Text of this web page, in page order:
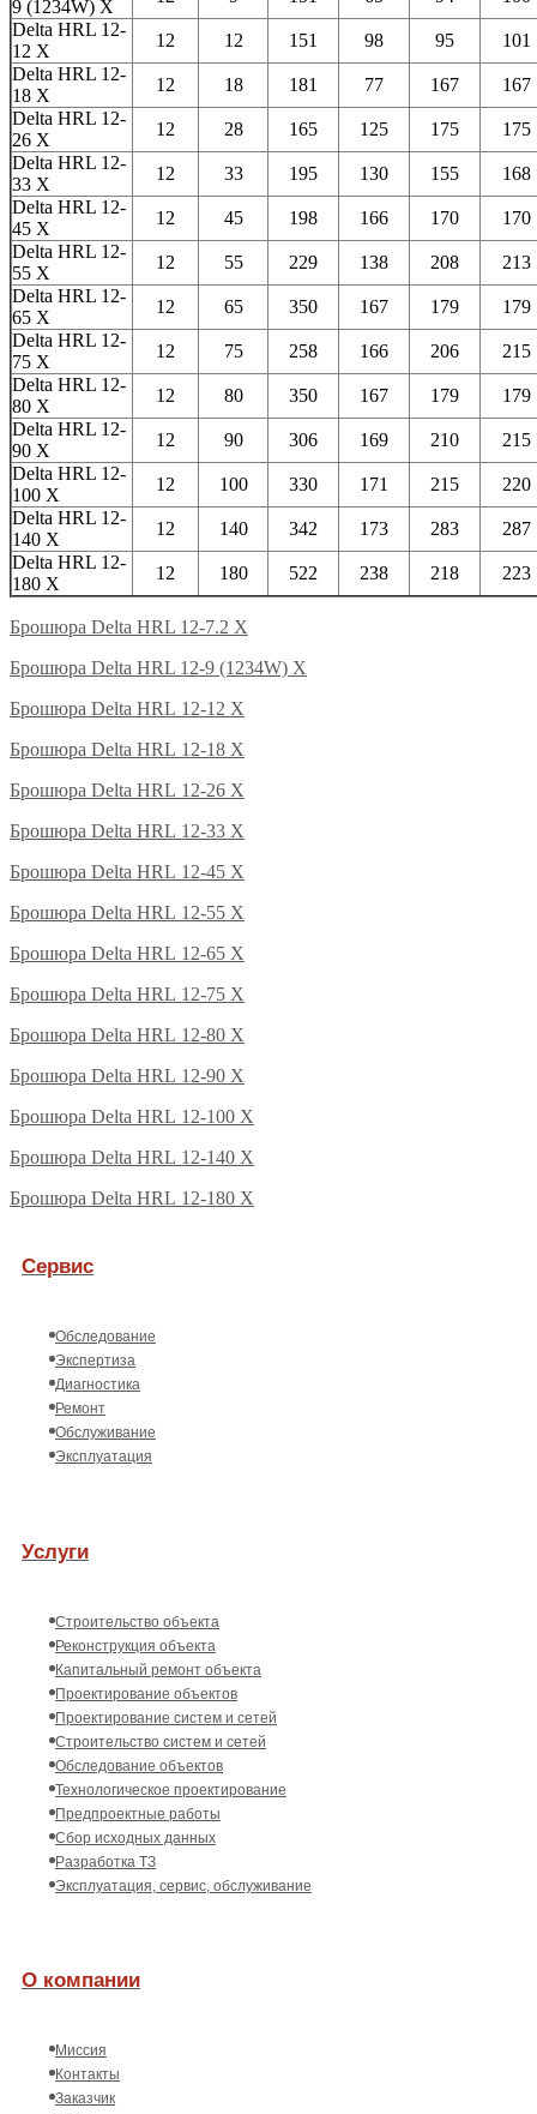
9 (1234W) X
Delta HRL 12-
12 X
12 12 151 98 95
101
Delta HRL 12-
18 X
12 18 181 77 167
167
Delta HRL 12-
26 X
12 28 165 125 175
175
Delta HRL 12-
33 X
12 33 195 130 155
168
Delta HRL 12-
45 X
12 45 198 166 170
170
Delta HRL 12-
55 X
12 55 229 138 208
213
Delta HRL 12-
65 X
12 65 350 167 179
179
Delta HRL 12-
75 X
12 75 258 166 206
215
Delta HRL 12-
80 X
12 80 350 167 179
179
Delta HRL 12-
90 X
12 90 306 169 210
215
Delta HRL 12-
100 X
12 100 330 171 215
220
Delta HRL 12-
140 X
12 140 342 173 283
287
Delta HRL 12-
180 X
12 180 522 238 218 223
Брошюра Delta HRL 12-7.2 X
Брошюра Delta HRL 12-9 (1234W) X
Брошюра Delta HRL 12-12 X
Брошюра Delta HRL 12-18 X
Брошюра Delta HRL 12-26 X
Брошюра Delta HRL 12-33 X
Брошюра Delta HRL 12-45 X
Брошюра Delta HRL 12-55 X
Брошюра Delta HRL 12-65 X
Брошюра Delta HRL 12-75 X
Брошюра Delta HRL 12-80 X
Брошюра Delta HRL 12-90 X
Брошюра Delta HRL 12-100 X
Брошюра Delta HRL 12-140 X
Брошюра Delta HRL 12-180 X
Сервис
Обследование
Экспертиза
Диагностика
Ремонт
Обслуживание
Эксплуатация
Услуги
Строительство объекта
Реконструкция объекта
Капитальный ремонт объекта
Проектирование объектов
Проектирование систем и сетей
Строительство систем и сетей
Обследование объектов
Технологическое проектирование
Предпроектные работы
Сбор исходных данных
Разработка ТЗ
Эксплуатация, сервис, обслуживание
О компании
Миссия
Контакты
Заказчик